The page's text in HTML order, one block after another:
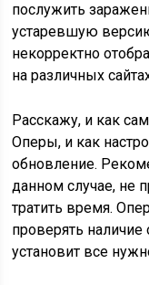
послужить
устаревшую
некорректно
на различных
Расскажу, и как
Оперы, и как
обновление.
данном случае, не
тратить время.
проверять
установит все